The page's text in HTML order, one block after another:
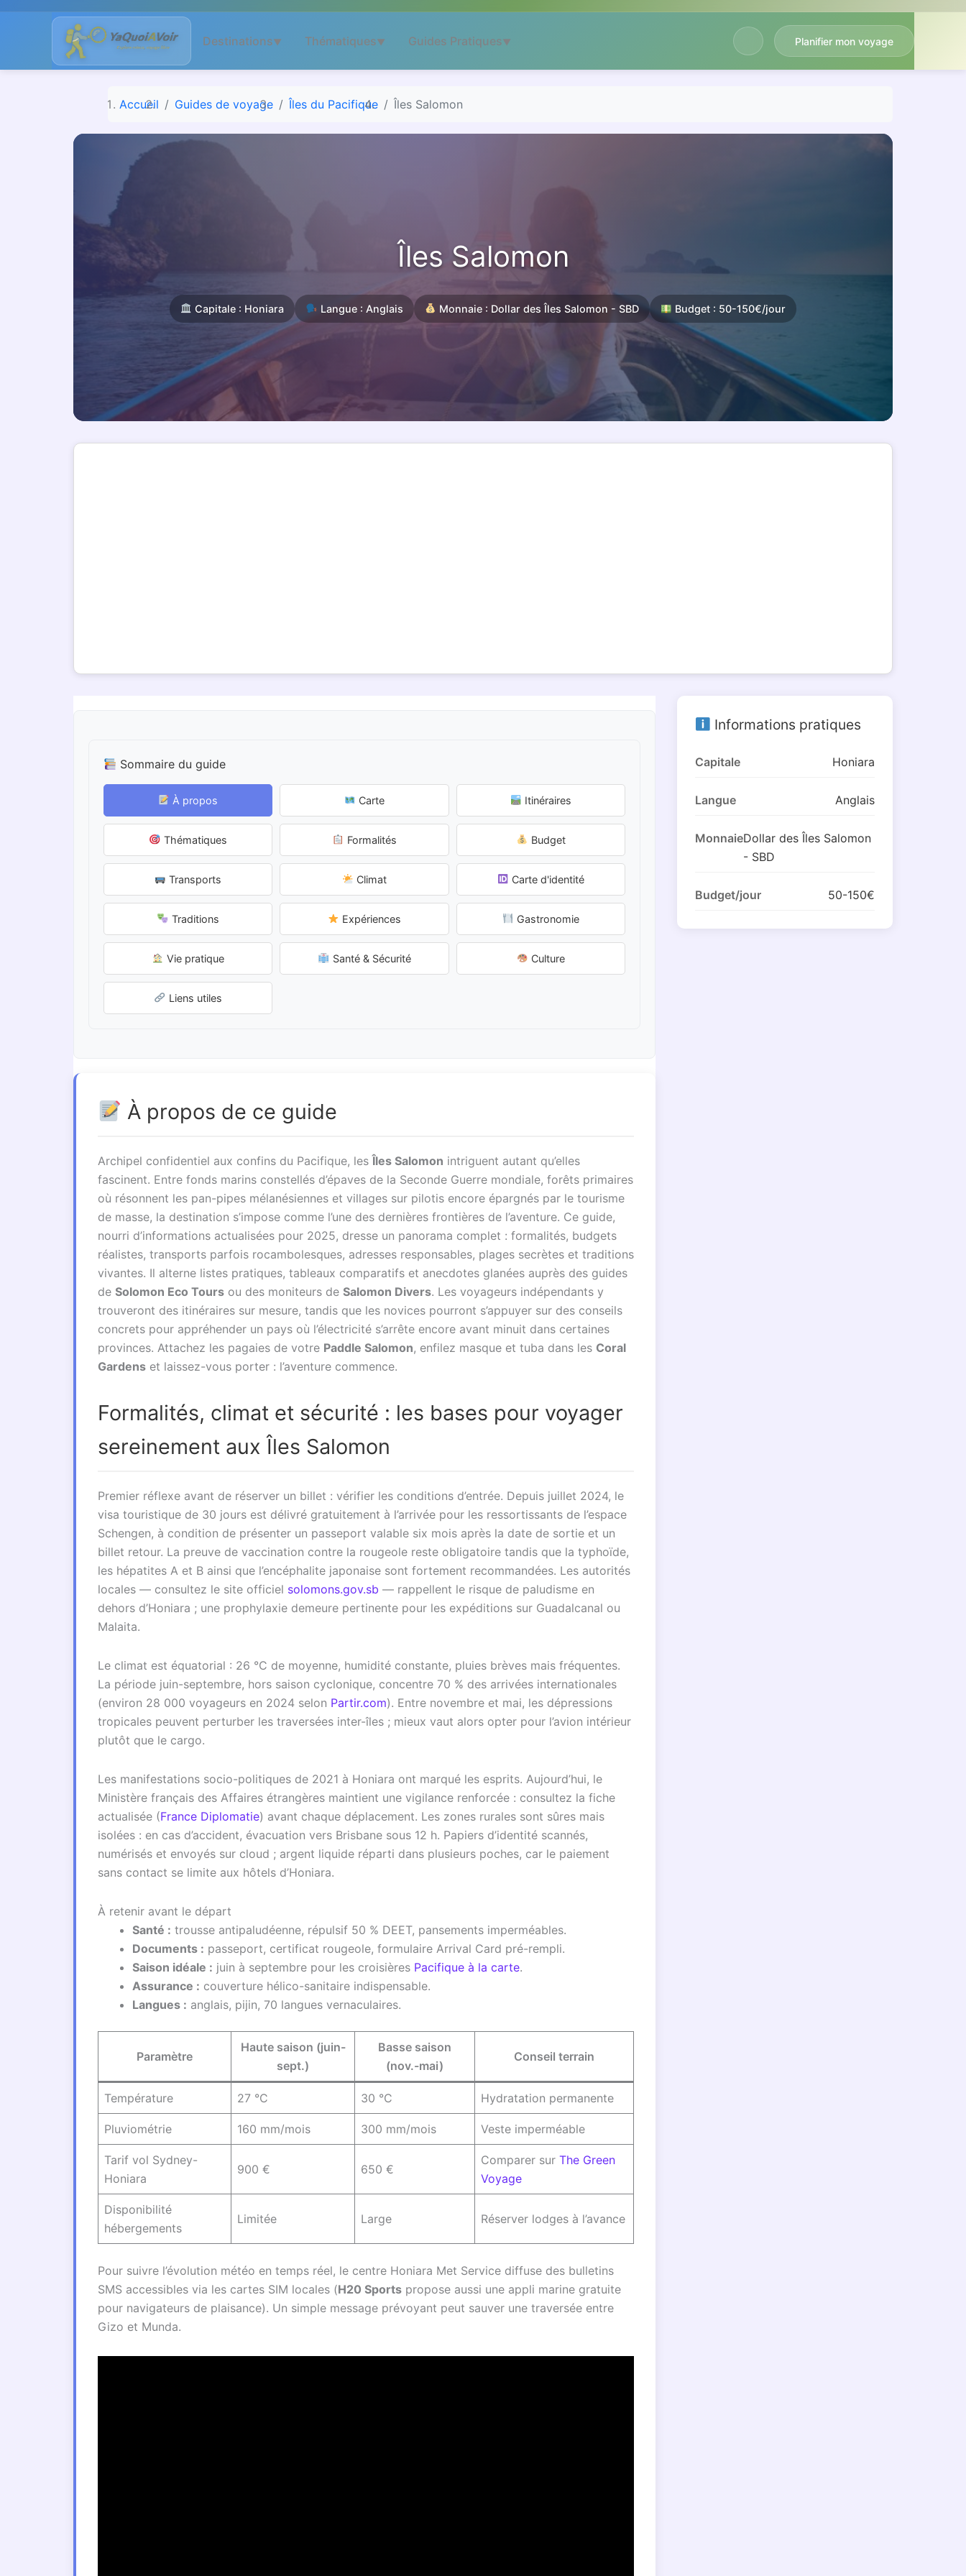
Aller
Destinations▼ Thématiques▼ Guides Pratiques ▼ Planifier mon voyage
Accueil Guides de voyage Îles du Pacifique Îles Salomon
Îles Salomon
Capitale : Honiara Langue : Anglais Monnaie : Dollar des Îles Salomon - SBD Budget : 50-150€/jour
Sommaire du guide
À propos Carte Itinéraires
Thématiques Formalités Budget
Transports Climat Carte d'identité
Traditions Expériences Gastronomie
Vie pratique Santé & Sécurité Culture
Liens utiles
À propos de ce guide
Archipel confidentiel aux confins du Pacifique, lesÎles Salomon intriguent autant qu’elles
fascinent. Entre fonds marins constellés d’épaves de la Seconde Guerre mondiale, forêts primaires
où résonnent les pan-pipes mélanésiennes et villages sur pilotis encore épargnés par le tourisme
de masse, la destination s’impose comme l’une des dernières frontières de l’aventure. Ce guide,
nourri d’informations actualisées pour 2025, dresse un panorama complet : formalités, budgets
réalistes, transports parfois rocambolesques, adresses responsables, plages secrètes et traditions
vivantes. Il alterne listes pratiques, tableaux comparatifs et anecdotes glanées auprès des guides
de Solomon Eco Tours ou des moniteurs de Salomon Divers. Les voyageurs indépendants y
trouveront des itinéraires sur mesure, tandis que les novices pourront s’appuyer sur des conseils
concrets pour appréhender un pays où l’électricité s’arrête encore avant minuit dans certaines
provinces. Attachez les pagaies de votre Paddle Salomon, enfilez masque et tuba dans les Coral
Gardens et laissez-vous porter : l’aventure commence.
Formalités, climat et sécurité : les bases pour voyager
sereinement aux Îles Salomon
Premier réflexe avant de réserver un billet : vérifier les conditions d’entrée. Depuis juillet 2024, le
visa touristique de 30 jours est délivré gratuitement à l’arrivée pour les ressortissants de l’espace
Schengen, à condition de présenter un passeport valable six mois après la date de sortie et un
billet retour. La preuve de vaccination contre la rougeole reste obligatoire tandis que la typhoïde,
les hépatites A et B ainsi que l’encéphalite japonaise sont fortement recommandées. Les autorités
locales — consultez le site officiel solomons.gov.sb — rappellent le risque de paludisme en
dehors d’Honiara ; une prophylaxie demeure pertinente pour les expéditions sur Guadalcanal ou
Malaita.
Le climat est équatorial : 26 °C de moyenne, humidité constante, pluies brèves mais fréquentes.
La période juin-septembre, hors saison cyclonique, concentre 70 % des arrivées internationales
(environ 28 000 voyageurs en 2024 selon Partir.com). Entre novembre et mai, les dépressions
tropicales peuvent perturber les traversées inter-îles ; mieux vaut alors opter pour l’avion intérieur
plutôt que le cargo.
Les manifestations socio-politiques de 2021 à Honiara ont marqué les esprits. Aujourd’hui, le
Ministère français des Affaires étrangères maintient une vigilance renforcée : consultez la fiche
actualisée (France Diplomatie) avant chaque déplacement. Les zones rurales sont sûres mais
isolées : en cas d’accident, évacuation vers Brisbane sous 12 h. Papiers d’identité scannés,
numérisés et envoyés sur cloud ; argent liquide réparti dans plusieurs poches, car le paiement
sans contact se limite aux hôtels d’Honiara.
À retenir avant le départ
Santé : trousse antipaludéenne, répulsif 50 % DEET, pansements imperméables.
Documents : passeport, certificat rougeole, formulaire Arrival Card pré-rempli.
Saison idéale : juin à septembre pour les croisières Pacifique à la carte.
Assurance : couverture hélico-sanitaire indispensable.
Langues : anglais, pijin, 70 langues vernaculaires.
Paramètre
Haute saison (juin-
sept.)
Basse saison
(nov.-mai)
Conseil terrain
Température 27 °C 30 °C Hydratation permanente
Pluviométrie 160 mm/mois 300 mm/mois Veste imperméable
Tarif vol Sydney-
Honiara
900 € 650 €
Comparer sur The Green
Voyage
Disponibilité
hébergements
Limitée Large Réserver lodges à l’avance
Pour suivre l’évolution météo en temps réel, le centre Honiara Met Service diffuse des bulletins
SMS accessibles via les cartes SIM locales (H20 Sports propose aussi une appli marine gratuite
pour navigateurs de plaisance). Un simple message prévoyant peut sauver une traversée entre
Gizo et Munda.
Informations pratiques
Capitale Honiara
Langue Anglais
MonnaieDollar des Îles Salomon
- SBD
Budget/jour 50-150€